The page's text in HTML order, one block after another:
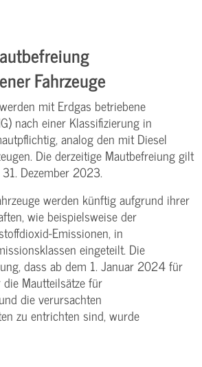
Fahrzeuge
werden mit Erdgas betriebene
nach einer Klassifizierung in
analog den mit Diesel
Die derzeitige Mautbefreiung gilt
Dezember 2023.
werden künftig aufgrund ihrer
wie beispielsweise der
Emissionen, in
eingeteilt. Die
dass ab dem 1. Januar 2024 für
Mautteilsätze für
die verursachten
zu entrichten sind, wurde